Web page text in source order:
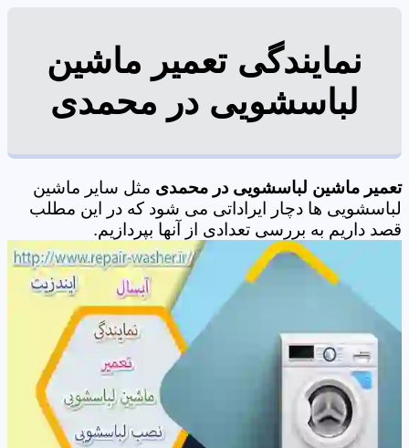
نمایندگی تعمیر ماشین
لباسشویی در محمدی
تعمیر ماشین لباسشویی در محمدی مثل سایر ماشین
لباسشویی ها دچار ایراداتی می شود که در این مطلب
قصد داریم به بررسی تعدادی از آنها بپردازیم.